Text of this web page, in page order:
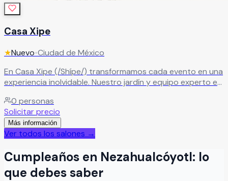
Casa Xipe
★Nuevo•Ciudad de México
En Casa Xipe (/Shípe/) transformamos cada evento en una
experiencia inolvidable. Nuestro jardín y equipo experto en
magia, cuidando cada detalle para sorprender a tus
invitados.Leer más
0 personas
Solicitar precio
Más información
Ver todos los salones →
Cumpleaños en Nezahualcóyotl: lo
que debes saber